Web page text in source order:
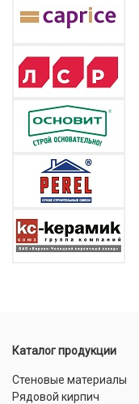
Каталог продукции
Стеновые материалы
Рядовой кирпич